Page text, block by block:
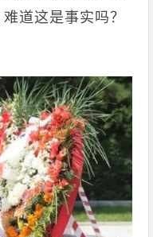
道这是事实吗？